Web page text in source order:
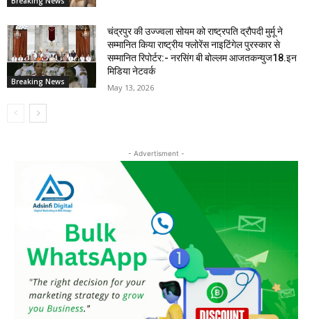
Breaking News
चंद्रपुर की उज्ज्वला सोयम को राष्ट्रपति द्रौपदी मुर्मू ने
सम्मानित किया राष्ट्रीय फ्लोरेंस नाइटिंगेल पुरस्कार से
सम्मानित रिपोर्टर:- नरसिंग बी बोल्लम आजतकन्युज18.इन
मिडिया नेटवर्क
May 13, 2026
- Advertisment -